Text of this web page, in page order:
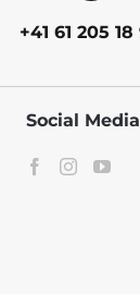
+41 61 205
Social Media